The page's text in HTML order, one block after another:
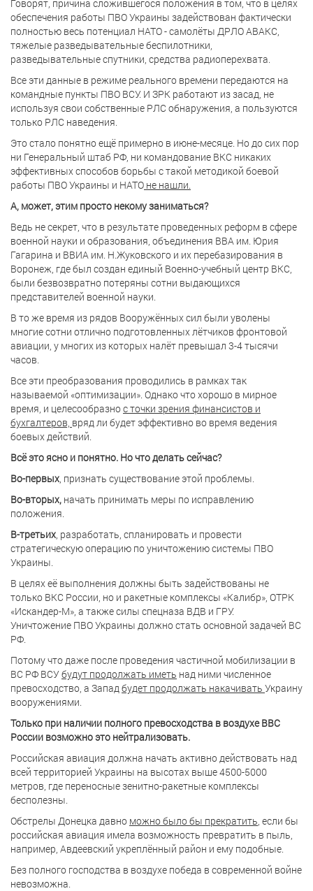
Говорят, причина сложившегося положения в том, что в целях
обеспечения работы ПВО Украины задействован фактически
полностью весь потенциал НАТО - самолёты ДРЛО АВАКС,
тяжелые разведывательные беспилотники,
разведывательные спутники, средства радиоперехвата.
Все эти данные в режиме реального времени передаются на
командные пункты ПВО ВСУ. И ЗРК работают из засад, не
используя свои собственные РЛС обнаружения, а пользуются
только РЛС наведения.
Это стало понятно ещё примерно в июне-месяце. Но до сих пор
ни Генеральный штаб РФ, ни командование ВКС никаких
эффективных способов борьбы с такой методикой боевой
работы ПВО Украины и НАТО не нашли.
А, может, этим просто некому заниматься?
Ведь не секрет, что в результате проведенных реформ в сфере
военной науки и образования, объединения ВВА им. Юрия
Гагарина и ВВИА им. Н.Жуковского и их перебазирования в
Воронеж, где был создан единый Военно-учебный центр ВКС,
были безвозвратно потеряны сотни выдающихся
представителей военной науки.
В то же время из рядов Вооружённых сил были уволены
многие сотни отлично подготовленных лётчиков фронтовой
авиации, у многих из которых налёт превышал 3-4 тысячи
часов.
Все эти преобразования проводились в рамках так
называемой «оптимизации». Однако что хорошо в мирное
время, и целесообразнос точки зрения финансистов и
бухгалтеров, вряд ли будет эффективно во время ведения
боевых действий.
Всё это ясно и понятно. Но что делать сейчас?
Во-первых, признать существование этой проблемы.
Во-вторых, начать принимать меры по исправлению
положения.
В-третьих, разработать, спланировать и провести
стратегическую операцию по уничтожению системы ПВО
Украины.
В целях её выполнения должны быть задействованы не
только ВКС России, но и ракетные комплексы «Калибр», ОТРК
«Искандер-М», а также силы спецназа ВДВ и ГРУ.
Уничтожение ПВО Украины должно стать основной задачей ВС
РФ.
Потому что даже после проведения частичной мобилизации в
ВС РФ ВСУбудут продолжать иметь над ними численное
превосходство, а Западбудет продолжать накачивать Украину
вооружениями.
Только при наличии полного превосходства в воздухе ВВС
России возможно это нейтрализовать.
Российская авиация должна начать активно действовать над
всей территорией Украины на высотах выше 4500-5000
метров, где переносные зенитно-ракетные комплексы
бесполезны.
Обстрелы Донецка давно можно было бы прекратить, если бы
российская авиация имела возможность превратить в пыль,
например, Авдеевский укреплённый район и ему подобные.
Без полного господства в воздухе победа в современной войне
невозможна.